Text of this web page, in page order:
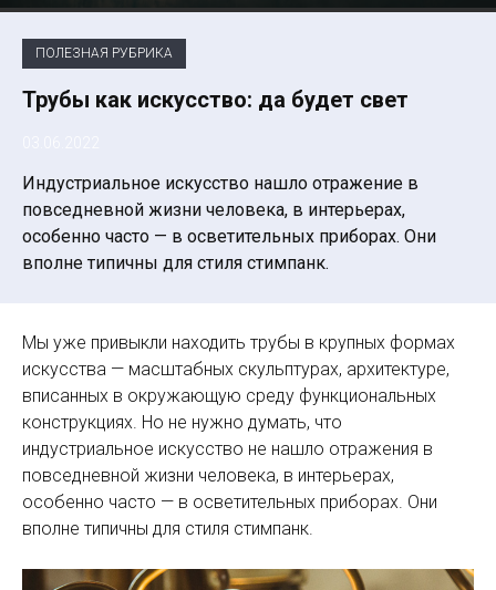
ПОЛЕЗНАЯ РУБРИКА
Трубы как искусство: да будет свет
Индустриальное искусство нашло отражение в
повседневной жизни человека, в интерьерах,
особенно часто — в осветительных приборах. Они
вполне типичны для стиля стимпанк.
Мы уже привыкли находить трубы в крупных формах
искусства — масштабных скульптурах, архитектуре,
вписанных в окружающую среду функциональных
конструкциях. Но не нужно думать, что
индустриальное искусство не нашло отражения в
повседневной жизни человека, в интерьерах,
особенно часто — в осветительных приборах. Они
вполне типичны для стиля стимпанк.